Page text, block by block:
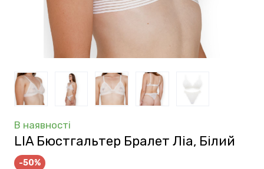
В наявності
LIA Бюстгальтер Бралет Ліа, Білий
-50%